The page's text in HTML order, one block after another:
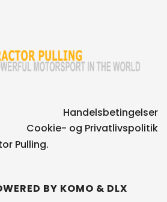
Handelsbetingelser
Cookie- og Privatlivspolitik
Pulling.
BY KOMO & DLX